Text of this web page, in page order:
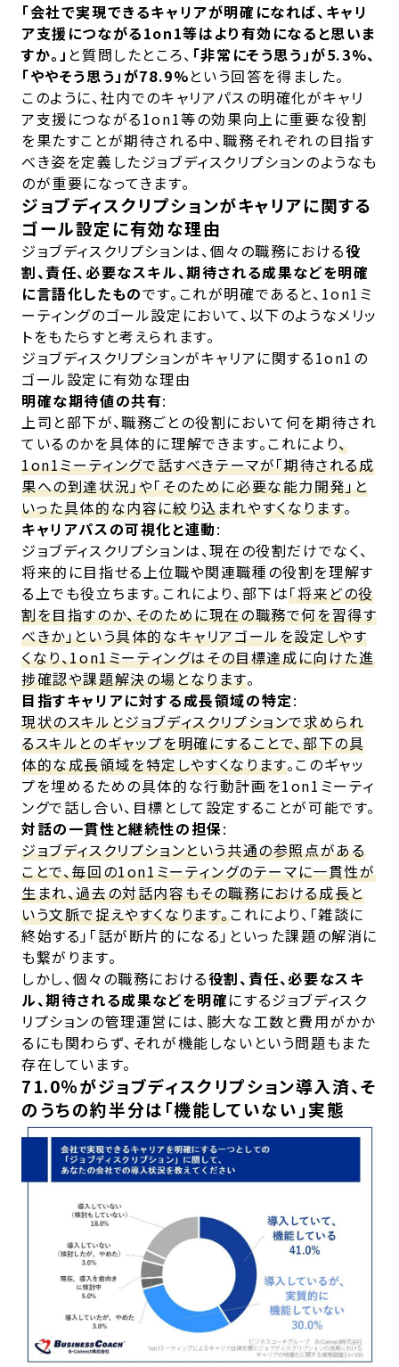
「会社で実現できるキャリアが明確になれば、キャリ
ア支援につながる1on1等はより有効になると思いま
すか。」 と質問したところ、 「非常にそう思う」が5.3%、
「ややそう思う」が78.9%という回答を得ました。
このように、社内でのキャリアパスの明確化がキャリ
ア支援につながる1on1等の効果向上に重要な役割
を果たすことが期待される中、職務それぞれの目指す
べき姿を定義したジョブディスクリプションのようなも
のが重要になってきます。
ジョブディスクリプションがキャリアに関する
ゴール設定に有効な理由
ジョブディスクリプションは、個々の職務における役
割、責任、必要なスキル、期待される成果などを明確
に言語化したものです。これが明確であると、1on1ミ
ーティングのゴール設定において、以下のようなメリッ
トをもたらすと考えられます。
ジョブディスクリプションがキャリアに関する1on1の
ゴール設定に有効な理由
明確な期待値の共有:
上司と部下が、職務ごとの役割において何を期待され
ているのかを具体的に理解できます。これにより、
1on1ミーティングで話すべきテーマが「期待される成
果への到達状況」や「そのために必要な能力開発」と
いった具体的な内容に絞り込まれやすくなります。
キャリアパスの可視化と連動:
ジョブディスクリプションは、現在の役割だけでなく、
将来的に目指せる上位職や関連職種の役割を理解す
る上でも役立ちます。これにより、部下は「将来どの役
割を目指すのか、そのために現在の職務で何を習得す
べきか」という具体的なキャリアゴールを設定しやす
くなり、1on1ミーティングはその目標達成に向けた進
捗確認や課題解決の場となります。
目指すキャリアに対する成長領域の特定:
現状のスキルとジョブディスクリプションで求められ
るスキルとのギャップを明確にすることで、部下の具
体的な成長領域を特定しやすくなります。このギャッ
プを埋めるための具体的な行動計画を1on1ミーティ
ングで話し合い、目標として設定することが可能です。
対話の一貫性と継続性の担保:
ジョブディスクリプションという共通の参照点がある
ことで、毎回の1on1ミーティングのテーマに一貫性が
生まれ、過去の対話内容もその職務における成長と
いう文脈で捉えやすくなります。これにより、「雑談に
終始する」「話が断片的になる」といった課題の解消に
も繋がります。
しかし、個々の職務における役割、責任、必要なスキ
ル、期待される成果などを明確にするジョブディスク
リプションの管理運営には、膨大な工数と費用がかか
るにも関わらず、それが機能しないという問題もまた
存在しています。
71.0％がジョブディスクリプション導入済、そ
のうちの約半分は「機能していない」実態